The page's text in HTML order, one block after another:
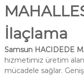
İlaçlama
Samsun HACIDEDE
hizmetimiz üretim
mücadele sağlar.